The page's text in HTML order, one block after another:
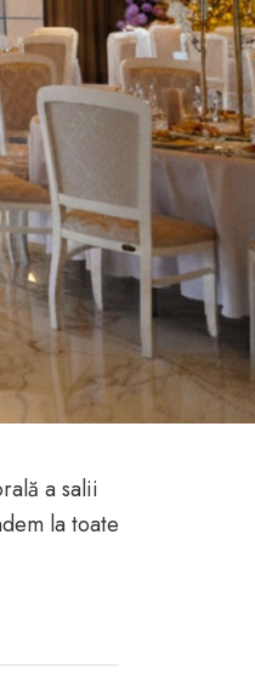
a salii
la toate